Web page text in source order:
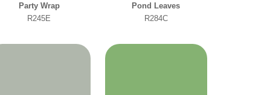
Party Wrap
R245E
Pond Leaves
R284C